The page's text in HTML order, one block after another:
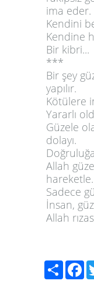
ima eder.
Kendini
Kendine
Bir kibri...
***
Bir şey
yapılır.
Kötülere
Yararlı
Güzele
dolayı.
Allah
hareketle.
Sadece
İnsan,
Allah
Paylaş